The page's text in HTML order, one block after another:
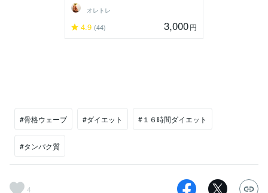
オレトレ
4.9 (44) 3,000円
#骨格ウェーブ #ダイエット #１６時間ダイエット
#タンパク質
4